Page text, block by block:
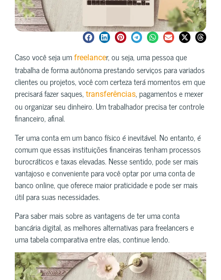
Caso você seja um freelancer, ou seja, uma pessoa que
trabalha de forma autônoma prestando serviços para variados
clientes ou projetos, você com certeza terá momentos em que
precisará fazer saques, transferências, pagamentos e mexer
ou organizar seu dinheiro. Um trabalhador precisa ter controle
financeiro, afinal.
Ter uma conta em um banco físico é inevitável. No entanto, é
comum que essas instituições financeiras tenham processos
burocráticos e taxas elevadas. Nesse sentido, pode ser mais
vantajoso e conveniente para você optar por uma conta de
banco online, que oferece maior praticidade e pode ser mais
útil para suas necessidades.
Para saber mais sobre as vantagens de ter uma conta
bancária digital, as melhores alternativas para freelancers e
uma tabela comparativa entre elas, continue lendo.